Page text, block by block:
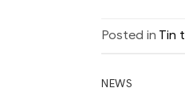
Posted in Tin
NEWS